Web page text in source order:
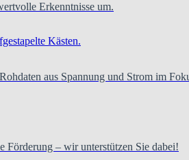
Erkenntnisse um.
aus Spannung und Strom im
Förderung – wir unterstützen Sie dabei!